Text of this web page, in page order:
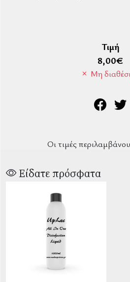
Τιμή
8,00€
Μη
Οι τιμές
Είδατε πρόσφατα